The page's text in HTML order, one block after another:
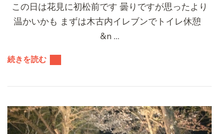
この日は花見に初松前です 曇りですが思ったより
温かいかも まずは木古内イレブンでトイレ休憩
&n …
続きを読む